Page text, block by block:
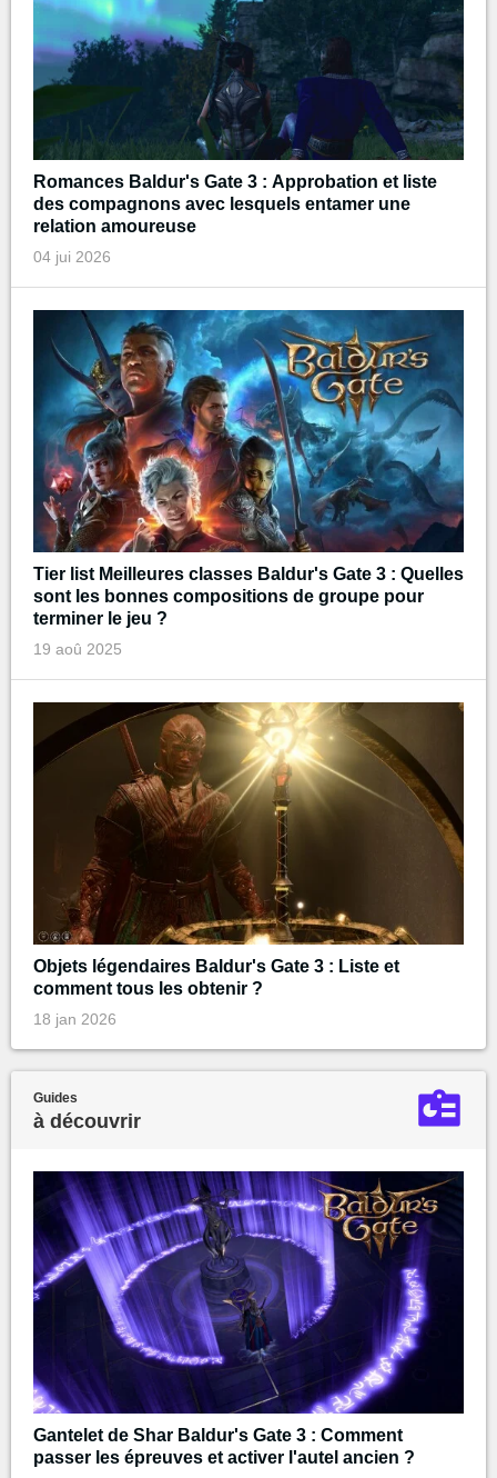
Romances Baldur's Gate 3 : Approbation et liste
des compagnons avec lesquels entamer une
relation amoureuse
04 jui 2026
Tier list Meilleures classes Baldur's Gate 3 : Quelles
sont les bonnes compositions de groupe pour
terminer le jeu ?
19 aoû 2025
Objets légendaires Baldur's Gate 3 : Liste et
comment tous les obtenir ?
18 jan 2026
Guides
à découvrir
Gantelet de Shar Baldur's Gate 3 : Comment
passer les épreuves et activer l'autel ancien ?